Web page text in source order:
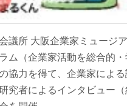
議所 大阪企業家ミュージ
ム（企業家活動を総合的
協力を得て、企業家によ
究者によるインタビュー